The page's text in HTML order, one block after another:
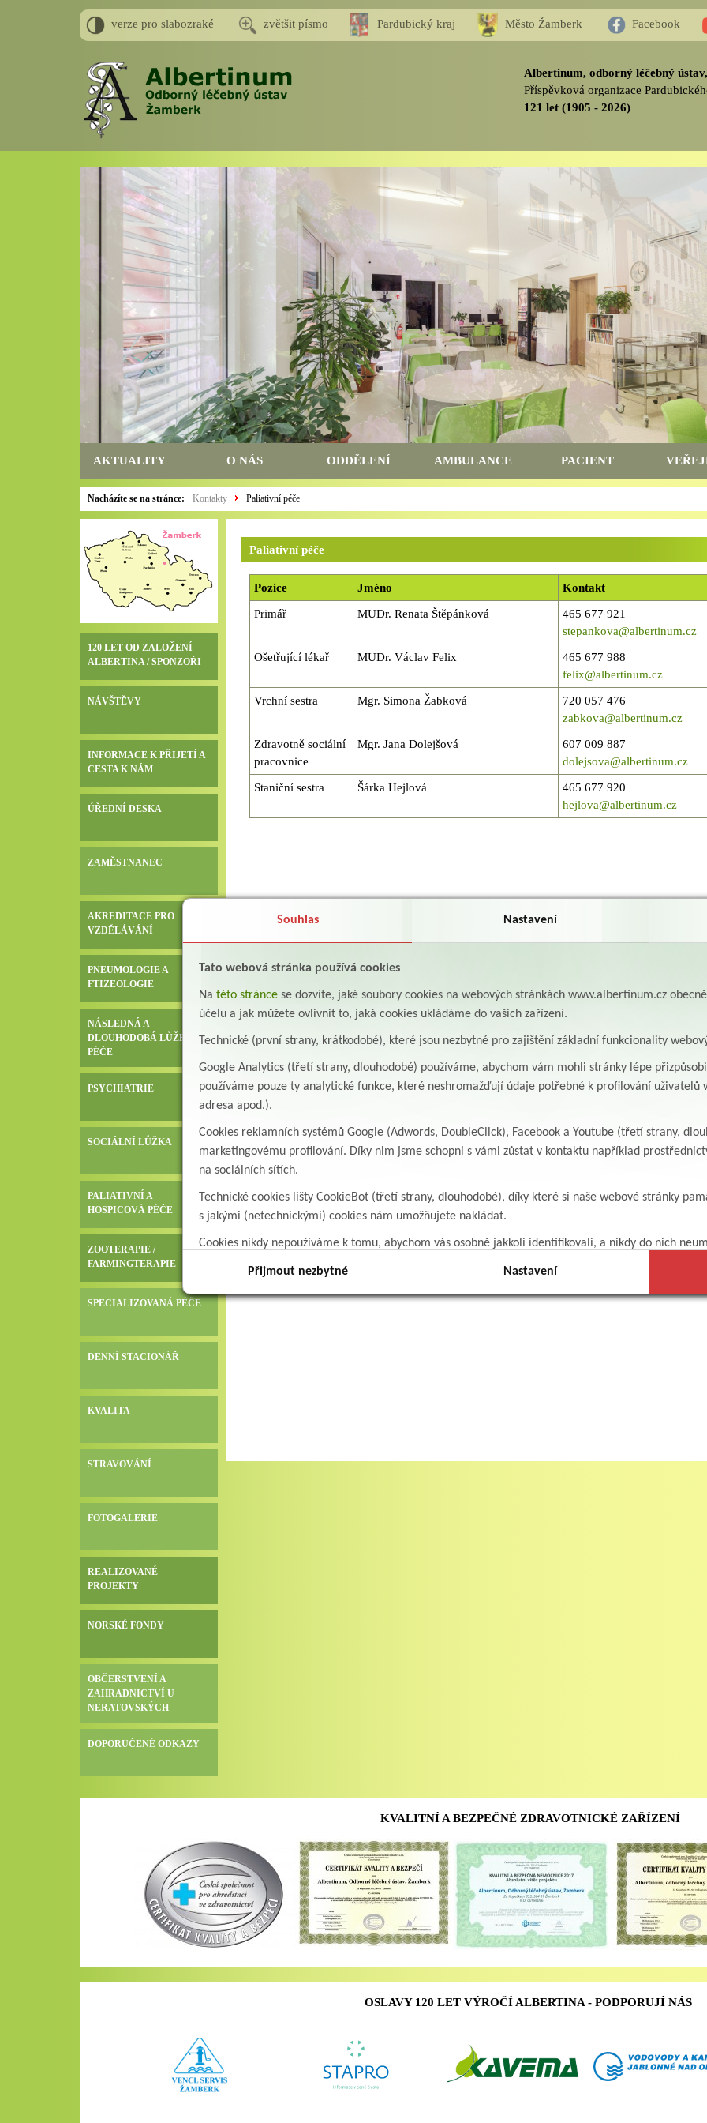
verze pro slabozraké zvětšit písmo Pardubický kraj Město Žamberk Facebook
Albertinum, odborný léčebný
Příspěvková organizace
121 let (1905 - 2026)
AKTUALITY O NÁS ODDĚLENÍ AMBULANCE PACIENT
Nacházíte se na stránce: Kontakty Paliativní péče
120 LET OD ZALOŽENÍ
ALBERTINA / SPONZOŘI
NÁVŠTĚVY
INFORMACE K PŘIJETÍ A
CESTA K NÁM
ÚŘEDNÍ DESKA
ZAMĚSTNANEC
AKREDITACE PRO
VZDĚLÁVÁNÍ
PNEUMOLOGIE A
FTIZEOLOGIE
NÁSLEDNÁ A
DLOUHODOBÁ LŮŽKOVÁ
PÉČE
PSYCHIATRIE
SOCIÁLNÍ LŮŽKA
PALIATIVNÍ A
HOSPICOVÁ PÉČE
ZOOTERAPIE /
FARMINGTERAPIE
SPECIALIZOVANÁ PÉČE
DENNÍ STACIONÁŘ
KVALITA
STRAVOVÁNÍ
FOTOGALERIE
REALIZOVANÉ
PROJEKTY
NORSKÉ FONDY
OBČERSTVENÍ A
ZAHRADNICTVÍ U
NERATOVSKÝCH
DOPORUČENÉ ODKAZY
Paliativní péče
Pozice Jméno Kontakt
Primář MUDr. Renata Štěpánková
465 677 921
stepankova@albertinum.cz
Ošetřující lékař MUDr. Václav Felix
465 677 988
felix@albertinum.cz
Vrchní sestra Mgr. Simona Žabková
720 057 476
zabkova@albertinum.cz
Zdravotně sociální
pracovnice
Mgr. Jana Dolejšová
607 009 887
dolejsova@albertinum.cz
Staniční sestra Šárka Hejlová
465 677 920
hejlova@albertinum.cz
KVALITNÍ A BEZPEČNÉ ZDRAVOTNICKÉ ZAŘÍZENÍ
OSLAVY 120 LET VÝROČÍ ALBERTINA - PODPORUJÍ NÁS
Souhlas Nastavení
Tato webová stránka používá cookies
Na této stránce se dozvíte, jaké soubory cookies na webových stránkách www.albertinum.cz
účelu a jak můžete ovlivnit to, jaká cookies ukládáme do vašich zařízení.
Technické (první strany, krátkodobé), které jsou nezbytné pro zajištění základní funkcionality
Google Analytics (třetí strany, dlouhodobé) používáme, abychom vám mohli stránky lépe
používáme pouze ty analytické funkce, které neshromažďují údaje potřebné k profilování uživatelů
adresa apod.).
Cookies reklamních systémů Google (Adwords, DoubleClick), Facebook a Youtube (třetí strany,
marketingovému profilování. Díky nim jsme schopni s vámi zůstat v kontaktu například
na sociálních sítích.
Technické cookies lišty CookieBot (třetí strany, dlouhodobé), díky které si naše webové stránky
s jakými (netechnickými) cookies nám umožňujete nakládat.
Cookies nikdy nepoužíváme k tomu, abychom vás osobně jakkoli identifikovali, a nikdy do nich
Přijmout nezbytné Nastavení